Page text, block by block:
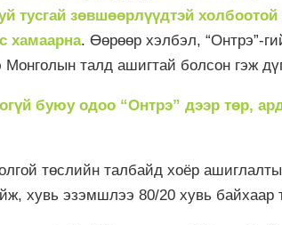
тусгай зөвшөөрлүүдтэй
хамаарна. Өөрөөр хэлбэл, “Онтрэ”-
Монголын талд ашигтай болсон гэж
буюу одоо “Онтрэ” дээр төр,
төслийн талбайд хоёр
хувь эзэмшлээ 80/20 хувь байхаар